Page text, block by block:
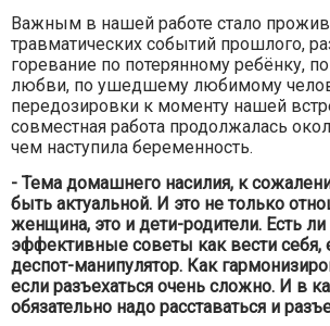
Важным в нашей работе стало
травматических событий прошлого,
горевание по потерянному ребёнку,
любви, по ушедшему любимому
передозировки к моменту нашей
совместная работа продолжалась
чем наступила беременность.
- Тема домашнего насилия, к
быть актуальной. И это не только
женщина, это и дети-родители. Есть
эффективные советы как вести себя,
деспот-манипулятор. Как
если разъехаться очень сложно. И в
обязательно надо расставаться и